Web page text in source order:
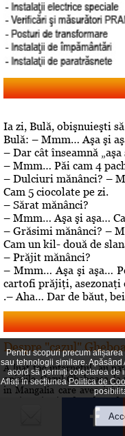
Ia zi, Bulă, obişnuieşti
Bulă: – Mmm… Aşa şi
– Dar cât înseamnă „aşa
– Mmm… Păi cam 4
– Dulciuri mănânci? –
Cam 5 ciocolate pe zi.
– Sărat mănânci?
– Mmm… Aşa şi aşa…
– Grăsimi mănânci? –
Cam un kil- două de
– Prăjit mănânci?
– Mmm… Aşa şi aşa…
cartofi prăjiţi, asezonaţi
.– Aha… Dar de băut,
Despre "cazul"
A luat foc internetul, au
opiniile. Cazul Gheboasa, la
in Mangalia care avea
apoi 18 si ucisa de colega
gradului de cultura aferent
pricina a fost lasat sa
Pentru scopuri precum
sau tehnologii similare.
acord să permiți colectarea de
Aflați în secțiuneaPolitica de